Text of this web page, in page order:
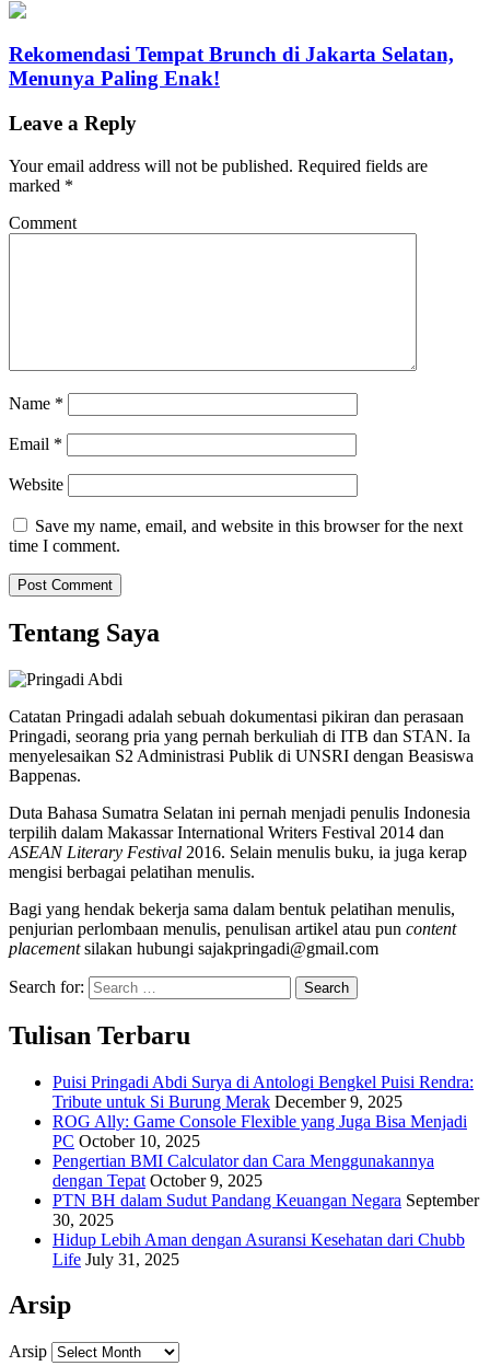
Rekomendasi Tempat Brunch di Jakarta Selatan,
Menunya Paling Enak!
Leave a Reply
Your email address will not be published. Required fields are
marked *
Comment
Name *
Email *
Website
Save my name, email, and website in this browser for the next
time I comment.
Tentang Saya
Catatan Pringadi adalah sebuah dokumentasi pikiran dan perasaan
Pringadi, seorang pria yang pernah berkuliah di ITB dan STAN. Ia
menyelesaikan S2 Administrasi Publik di UNSRI dengan Beasiswa
Bappenas.
Duta Bahasa Sumatra Selatan ini pernah menjadi penulis Indonesia
terpilih dalam Makassar International Writers Festival 2014 dan
ASEAN Literary Festival 2016. Selain menulis buku, ia juga kerap
mengisi berbagai pelatihan menulis.
Bagi yang hendak bekerja sama dalam bentuk pelatihan menulis,
penjurian perlombaan menulis, penulisan artikel atau pun content
placementsilakan hubungi sajakpringadi@gmail.com
Search for:
Tulisan Terbaru
Puisi Pringadi Abdi Surya di Antologi Bengkel Puisi Rendra:
Tribute untuk Si Burung Merak December 9, 2025
ROG Ally: Game Console Flexible yang Juga Bisa Menjadi
PC October 10, 2025
Pengertian BMI Calculator dan Cara Menggunakannya
dengan Tepat October 9, 2025
PTN BH dalam Sudut Pandang Keuangan Negara September
30, 2025
Hidup Lebih Aman dengan Asuransi Kesehatan dari Chubb
Life July 31, 2025
Arsip
Arsip